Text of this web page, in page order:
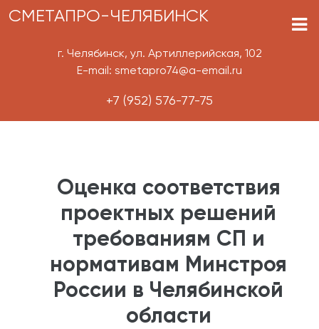
СМЕТАПРО-ЧЕЛЯБИНСК
г. Челябинск, ул. Артиллерийская, 102
E-mail: smetapro74@a-email.ru
+7 (952) 576-77-75
Оценка соответствия
проектных решений
требованиям СП и
нормативам Минстроя
России в Челябинской
области